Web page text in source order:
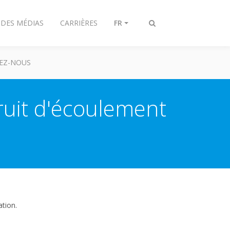
Afficher/masquer
MÉDIAS CARRIÈRES FR
NOUS
d'écoulement